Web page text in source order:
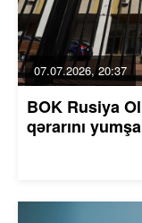
07.07.2026, 20:37
BOK Rusiya
qərarını